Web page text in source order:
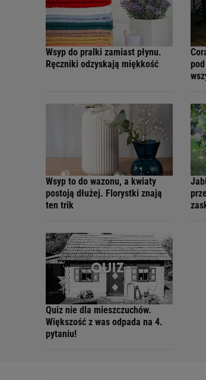
Wsyp do pralki zamiast płynu.
Ręczniki odzyskają miękkość
Wsyp to do wazonu, a kwiaty
postoją dłużej. Florystki znają
ten trik
Quiz nie dla mieszczuchów.
Większość z was odpada na 4.
pytaniu!